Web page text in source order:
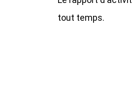
tout temps.